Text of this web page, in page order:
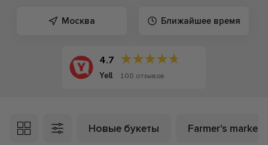
Москва Ближайшее время
4.7
Yell 100 отзывов
Новые букеты Farmer's market